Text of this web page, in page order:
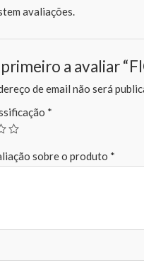
avaliações.
primeiro a avaliar
de email não será
*
sobre o produto *